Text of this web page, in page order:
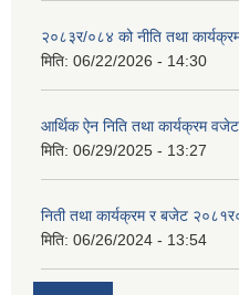
२०८३र/०८४ को नीति तथा
मिति: 06/22/2026 - 14:30
आर्थिक ऐन निति तथा कार्यक्रम
मिति: 06/29/2025 - 13:27
निती तथा कार्यक्रम र बजेट
मिति: 06/26/2024 - 13:54